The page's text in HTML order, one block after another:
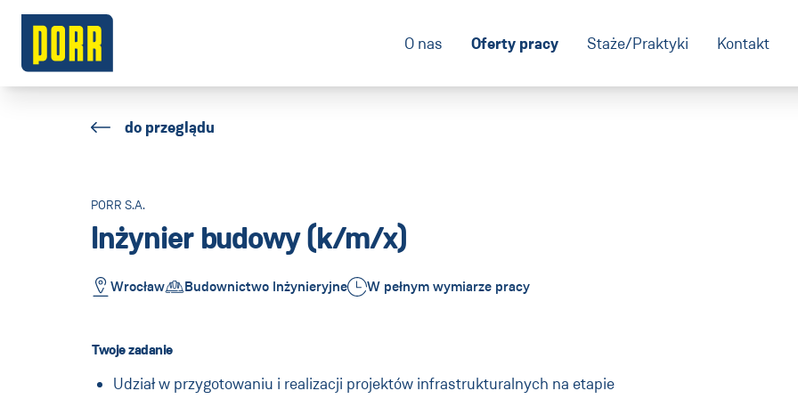
O nas Oferty pracy Staże/Praktyki Kontakt
do przeglądu
PORR S.A.
Inżynier budowy (k/m/x)
Wrocław Budownictwo Inżynieryjne W pełnym wymiarze pracy
Twoje zadanie
Udział w przygotowaniu i realizacji projektów infrastrukturalnych na etapie